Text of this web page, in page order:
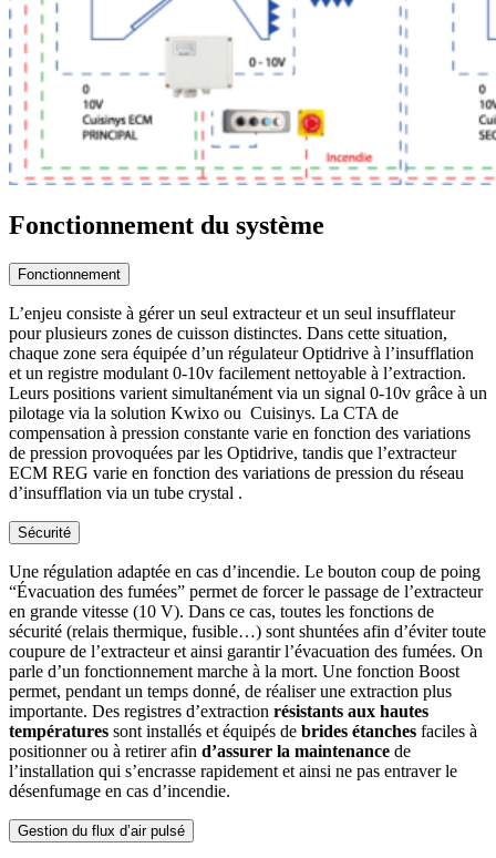
Fonctionnement du système
Fonctionnement
L’enjeu consiste à gérer un seul extracteur et un seul insufflateur
pour plusieurs zones de cuisson distinctes. Dans cette situation,
chaque zone sera équipée d’un régulateur Optidrive à l’insufflation
et un registre modulant 0-10v facilement nettoyable à l’extraction.
Leurs positions varient simultanément via un signal 0-10v grâce à un
pilotage via la solution Kwixo ou Cuisinys. La CTA de
compensation à pression constante varie en fonction des variations
de pression provoquées par les Optidrive, tandis que l’extracteur
ECM REG varie en fonction des variations de pression du réseau
d’insufflation via un tube crystal .
Sécurité
Une régulation adaptée en cas d’incendie. Le bouton coup de poing
“Évacuation des fumées” permet de forcer le passage de l’extracteur
en grande vitesse (10 V). Dans ce cas, toutes les fonctions de
sécurité (relais thermique, fusible…) sont shuntées afin d’éviter toute
coupure de l’extracteur et ainsi garantir l’évacuation des fumées. On
parle d’un fonctionnement marche à la mort. Une fonction Boost
permet, pendant un temps donné, de réaliser une extraction plus
importante. Des registres d’extraction résistants aux hautes
températures sont installés et équipés de brides étanches faciles à
positionner ou à retirer afin d’assurer la maintenance de
l’installation qui s’encrasse rapidement et ainsi ne pas entraver le
désenfumage en cas d’incendie.
Gestion du flux d’air pulsé